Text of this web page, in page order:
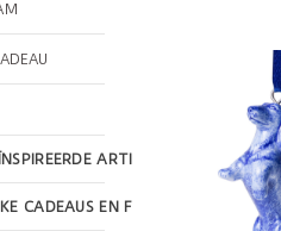
ARTIKELEN
CADEAUS EN FEESTDAGEN
afmeting; 35 x